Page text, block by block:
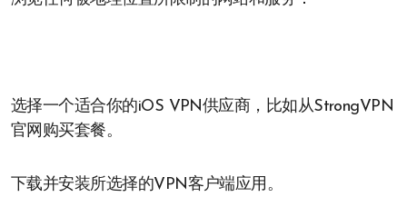
选择一个适合你的iOS VPN供应商，比如从StrongVPN
官网购买套餐。
下载并安装所选择的VPN客户端应用。